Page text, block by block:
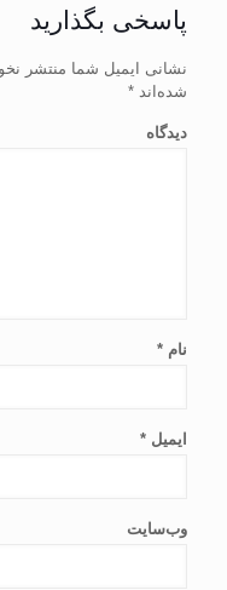
پاسخی بگذارید
نشانی ایمیل شما منتشر
شده‌اند *
دیدگاه
نام *
ایمیل *
وب‌سایت